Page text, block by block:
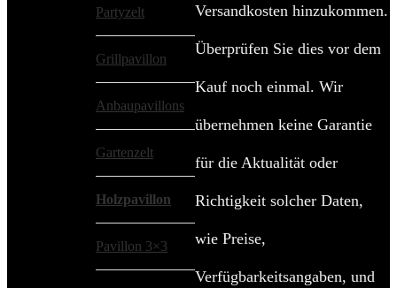
Partyzelt
Grillpavillon
Anbaupavillons
Gartenzelt
Holzpavillon
Pavillon 3×3
Versandkosten hinzukommen.
Überprüfen Sie dies vor dem
Kauf noch einmal. Wir
übernehmen keine Garantie
für die Aktualität oder
Richtigkeit solcher Daten,
wie Preise,
Verfügbarkeitsangaben, und